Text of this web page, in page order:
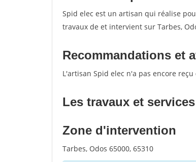
Spid elec est un artisan qui réalise
travaux de et intervient sur Tarbes,
Recommandations et
L'artisan Spid elec n'a pas encore
Les travaux et services
Zone d'intervention
Tarbes, Odos 65000, 65310